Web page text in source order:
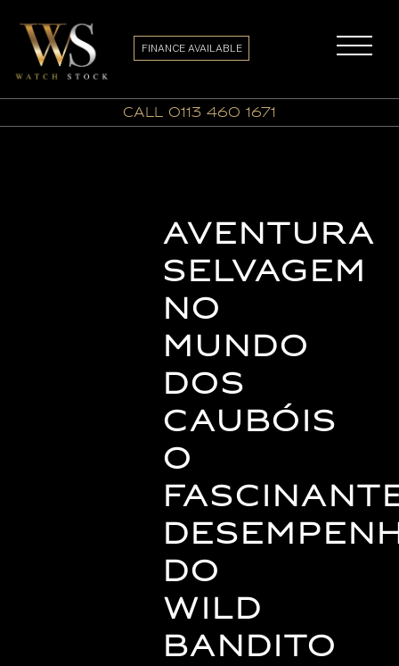
call 0113 460 1671
FINANCE AVAILABLE
Aventura
Selvagem
no
Mundo
dos
Caubóis
O
do
Wild
Bandito